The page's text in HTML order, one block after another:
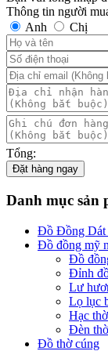
Thông tin người
Anh
Chị
Tổng:
Đặt hàng ngay
Danh mục sản
Đồ Đồng Dát
Đồ đồng mỹ
Đồ
Đỉnh
Lư
Lọ lục
Hạc
Đèn
Đồ thờ cúng